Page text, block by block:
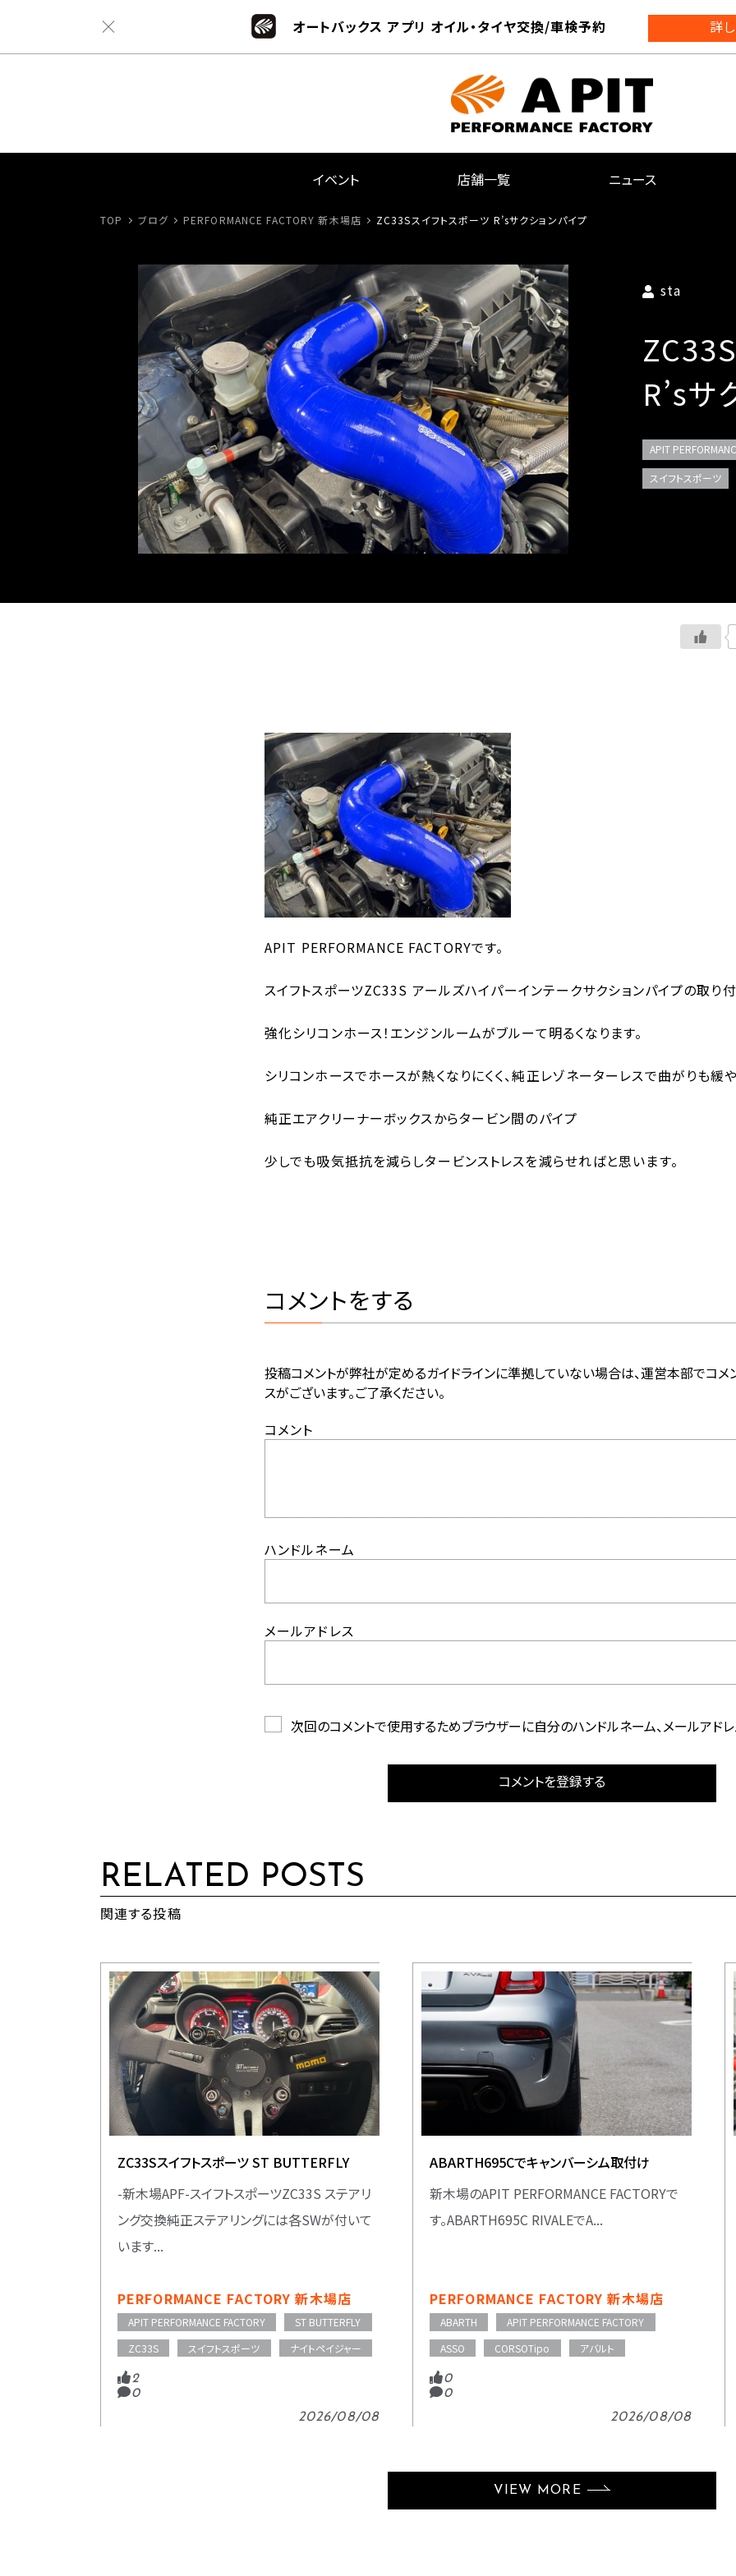
オートバックス アプリ オイル・タイヤ交換/車検予約 詳
イベント 店舗一覧 ニュース
TOP ブログ PERFORMANCE FACTORY 新木場店 ZC33Sスイフトスポーツ R’sサクションパイプ
sta
R’sサ
APIT
スイフトスポーツ
APIT PERFORMANCE FACTORYです。
スイフトスポーツZC33S アールズハイパーインテークサクションパイプの取り付
強化シリコンホース！エンジンルームがブルーて明るくなります。
シリコンホースでホースが熱くなりにくく、純正レゾネーターレスで曲がりも緩や
純正エアクリーナーボックスからタービン間のパイプ
少しでも吸気抵抗を減らしタービンストレスを減らせればと思います。
コメントをする
投稿コメントが弊社が定めるガイドラインに準拠していない場合は、運営本部でコメ
スがございます。ご了承ください。
コメント
ハンドルネーム
メールアドレス
次回のコメントで使用するためブラウザーに自分のハンドルネーム、メールアドレ
コメントを登録する
RELATED POSTS
関連する投稿
2026/08/08
ZC33Sスイフトスポーツ ST BUTTERFLY
-新木場APF-スイフトスポーツZC33S ステアリ
ング交換純正ステアリングには各SWが付いて
います...
PERFORMANCE FACTORY 新木場店
APIT PERFORMANCE FACTORY
ST BUTTERFLY
ZC33S
スイフトスポーツ ナイトペイジャー
2
0
2026/08/08
ABARTH695Cでキャンバーシム取付け
新木場のAPIT PERFORMANCE FACTORYで
す。ABARTH695C RIVALEでA...
PERFORMANCE FACTORY 新木場店
ABARTH
APIT PERFORMANCE FACTORY
ASSO
CORSOTipo アバルト
0
0
VIEW MORE